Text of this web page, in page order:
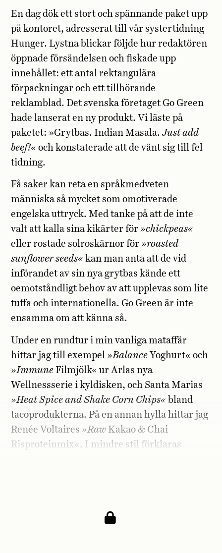
En dag dök ett stort och spännande paket upp
på kontoret, adresserat till vår systertidning
Hunger. Lystna blickar följde hur redaktören
öppnade försändelsen och fiskade upp
innehållet: ett antal rektangulära
förpackningar och ett tillhörande
reklamblad. Det svenska företaget Go Green
hade lanserat en ny produkt. Vi läste på
paketet: »Grytbas. Indian Masala.Just add
beef!« och konstaterade att de vänt sig till fel
tidning.
Få saker kan reta en språkmedveten
människa så mycket som omotiverade
engelska uttryck. Med tanke på att de inte
valt att kalla sina kikärter för»chickpeas«
eller rostade solroskärnor för»roasted
sunflower seeds« kan man anta att de vid
införandet av sin nya grytbas kände ett
oemotståndligt behov av att upplevas som lite
tuffa och internationella. Go Green är inte
ensamma om att känna så.
Under en rundtur i min vanliga mataffär
hittar jag till exempel »Balance Yoghurt« och
»ImmuneFilmjölk« ur Arlas nya
Wellnessserie i kyldisken, och Santa Marias
»Heat Spice and Shake Corn Chips« bland
tacoprodukterna. På en annan hylla hittar jag
Renée Voltaires »Raw Kakao & Chai
Risproteinmix«. I mindre stil förklaras